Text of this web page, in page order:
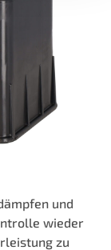
und
wieder
zu